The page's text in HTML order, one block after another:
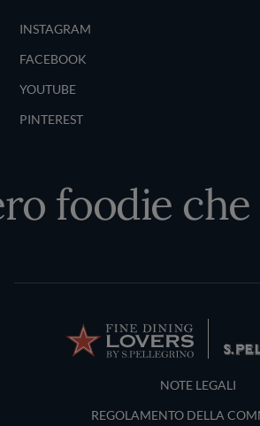
INSTAGRAM
FACEBOOK
YOUTUBE
PINTEREST
foodie che
Terms and Conditions
NOTE LEGALI
REGOLAMENTO DELLA